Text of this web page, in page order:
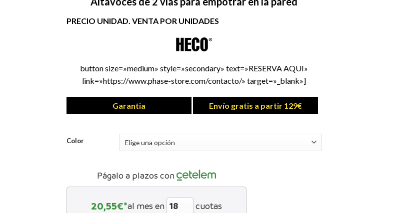
PRECIO UNIDAD. VENTA POR UNIDADES
button size=»medium» style=»secondary» text=»RESERVA AQUI»
link=»https://www.phase-store.com/contacto/» target=»_blank»]
Garantia Envío gratis a partir 129€
Color
Págalo a plazos con
20,55€*al mes en cuotas